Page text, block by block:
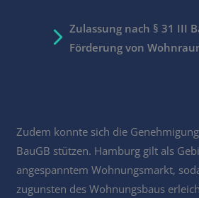
Zulassung nach § 31 III
Förderung von
Zudem konnte sich die
BauGB stützen. Hamburg gilt als
angespanntem Wohnungsmarkt,
zugunsten des Wohnungsbaus